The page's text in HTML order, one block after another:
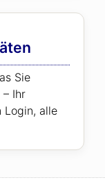
Sie
Ihr
alle